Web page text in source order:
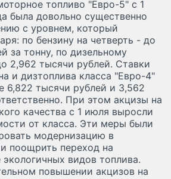
топливо "Евро-5" с 1
была довольно существенно
с уровнем, который
по бензину на четверть - до
за тонну, по дизельному
2,962 тысячи рублей. Ставки
и дизтоплива класса "Евро-4"
6,822 тысячи рублей и 3,562
При этом акцизы на
качества с 1 июля выросли
от класса. Эти меры были
модернизацию в
поощрить переход на
экологичных видов топлива.
повышении акцизов на